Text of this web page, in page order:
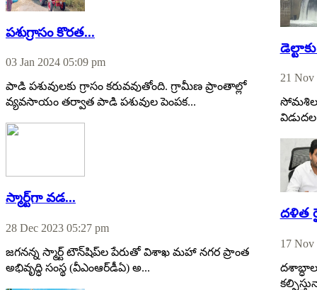
పశుగ్రాసం కొరత...
03 Jan 2024 05:09 pm
పాడి పశువులకు గ్రాసం కరువవుతోంది. గ్రామీణ ప్రాంతాల్లో
వ్యవసాయం తర్వాత పాడి పశువుల పెంపక...
స్మార్ట్‌గా వడ...
28 Dec 2023 05:27 pm
జగనన్న స్మార్ట్‌ టౌన్‌షిప్‌ల పేరుతో విశాఖ మహా నగర ప్రాంత
అభివృద్ధి సంస్థ (వీఎంఆర్‌డీఏ) అ...
21 Nov
సోమశిల
విడుదల
దళిత
17 Nov